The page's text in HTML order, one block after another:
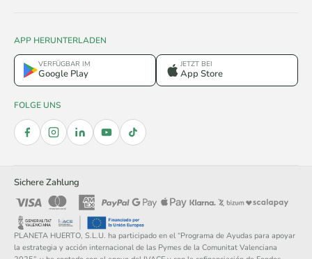
APP HERUNTERLADEN
VERFÜGBAR IM
Google Play
JETZT BEI
App Store
FOLGE UNS
Sichere Zahlung
PLANETA HUERTO, S.L.U. ha participado en el “Programa de Ayudas para apoyar
la estrategia y acción internacional de las Pymes de la Comunitat Valenciana